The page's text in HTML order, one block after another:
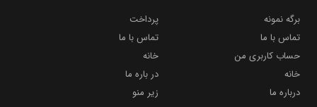
برگه نمونه
پرداخت
تماس با ما
تماس با ما
حساب کاربری من
خانه
خانه
در باره ما
درباره ما
زیر منو